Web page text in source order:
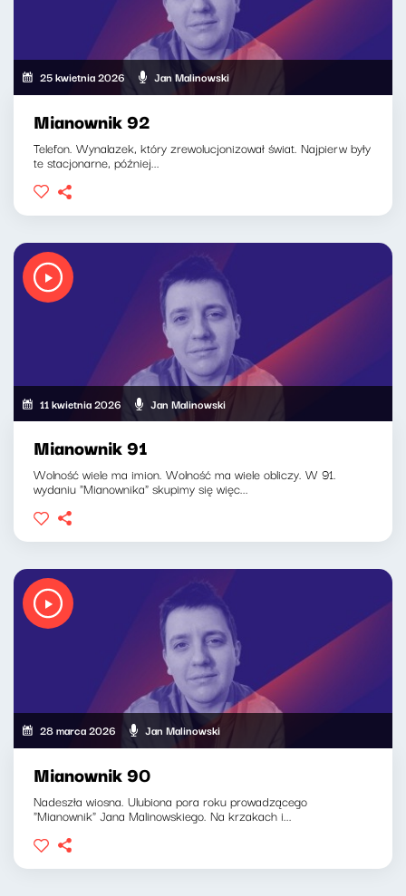
25 kwietnia 2026 Jan Malinowski
Mianownik 92
Telefon. Wynalazek, który zrewolucjonizował świat. Najpierw były
te stacjonarne, później...
11 kwietnia 2026 Jan Malinowski
Mianownik 91
Wolność wiele ma imion. Wolność ma wiele obliczy. W 91.
wydaniu "Mianownika" skupimy się więc...
28 marca 2026 Jan Malinowski
Mianownik 90
Nadeszła wiosna. Ulubiona pora roku prowadzącego
"Mianownik" Jana Malinowskiego. Na krzakach i...